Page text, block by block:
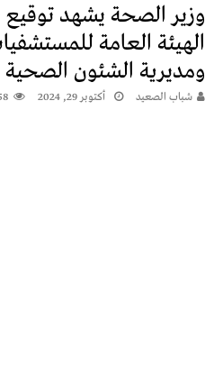
وزير الصحة يشهد توقيع
الهيئة العامة
ومديرية الشئون الصحية
شباب الصعيد أكتوبر 29, 2024